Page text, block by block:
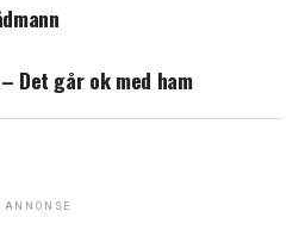
Det går ok med ham
ANNONSE